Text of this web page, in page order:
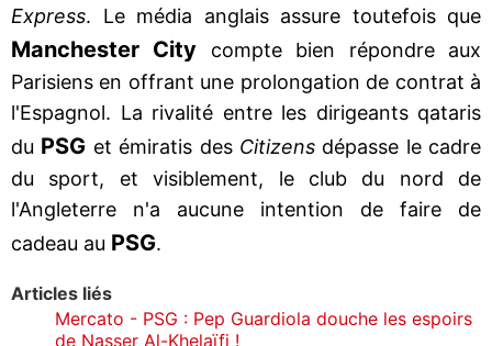
Express. Le média anglais assure toutefois que
Manchester City compte bien répondre aux
Parisiens en offrant une prolongation de contrat à
l'Espagnol. La rivalité entre les dirigeants qataris
du PSG et émiratis des Citizensdépasse le cadre
du sport, et visiblement, le club du nord de
l'Angleterre n'a aucune intention de faire de
cadeau au PSG.
Articles liés
Mercato - PSG : Pep Guardiola douche les espoirs
de Nasser Al-Khelaïfi !